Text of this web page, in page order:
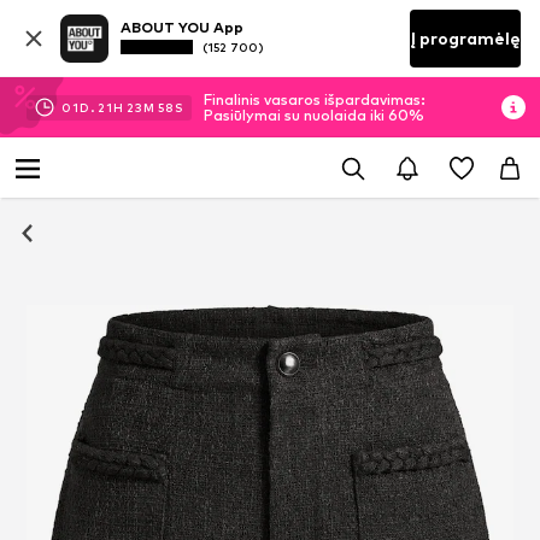
ABOUT YOU App
(152 700) Į programėlę
01D. 21H 23M 58 S
Finalinis vasaros išpardavimas:
Pasiūlymai su nuolaida iki 60%